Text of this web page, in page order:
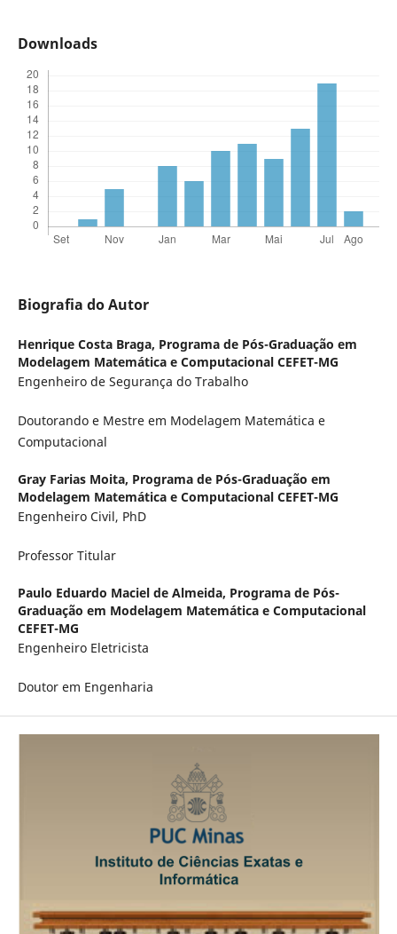
Downloads
Biografia do Autor
Henrique Costa Braga, Programa de Pós-Graduação em
Modelagem Matemática e Computacional CEFET-MG
Engenheiro de Segurança do Trabalho
Doutorando e Mestre em Modelagem Matemática e
Computacional
Gray Farias Moita, Programa de Pós-Graduação em
Modelagem Matemática e Computacional CEFET-MG
Engenheiro Civil, PhD
Professor Titular
Paulo Eduardo Maciel de Almeida, Programa de Pós-
Graduação em Modelagem Matemática e Computacional
CEFET-MG
Engenheiro Eletricista
Doutor em Engenharia